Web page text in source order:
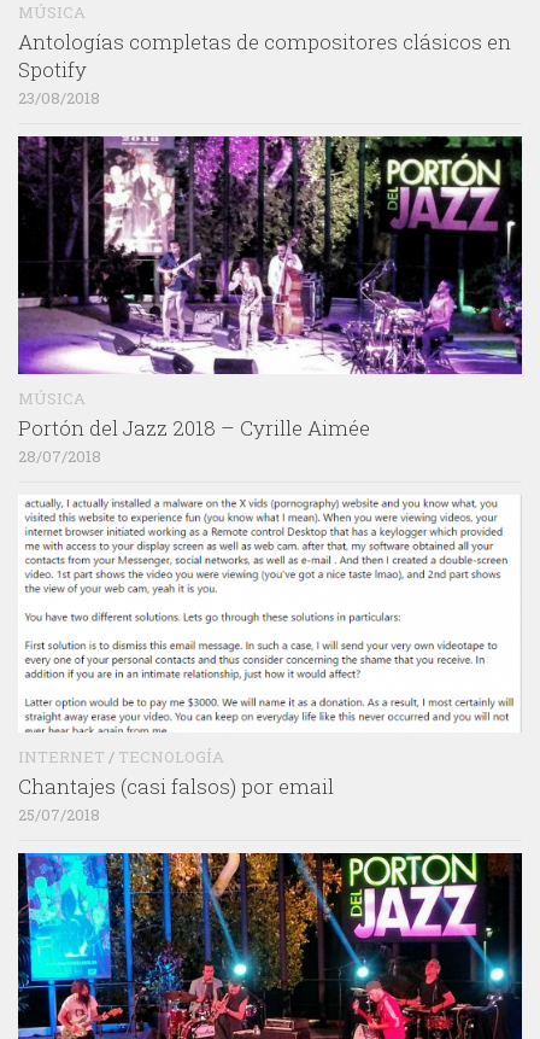
MÚSICA
Antologías completas de compositores clásicos en
Spotify
23/08/2018
MÚSICA
Portón del Jazz 2018 – Cyrille Aimée
28/07/2018
INTERNET / TECNOLOGÍA
Chantajes (casi falsos) por email
25/07/2018